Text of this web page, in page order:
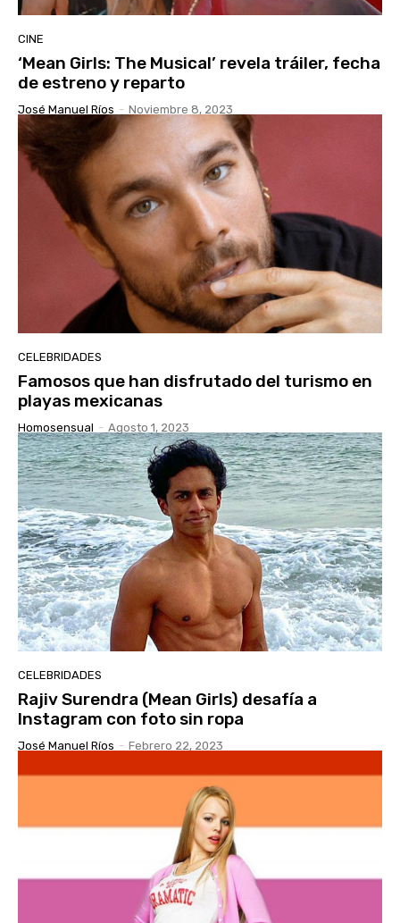
CINE
‘Mean Girls: The Musical’ revela tráiler, fecha
de estreno y reparto
José Manuel Ríos - Noviembre 8, 2023
CELEBRIDADES
Famosos que han disfrutado del turismo en
playas mexicanas
Homosensual - Agosto 1, 2023
CELEBRIDADES
Rajiv Surendra (Mean Girls) desafía a
Instagram con foto sin ropa
José Manuel Ríos - Febrero 22, 2023